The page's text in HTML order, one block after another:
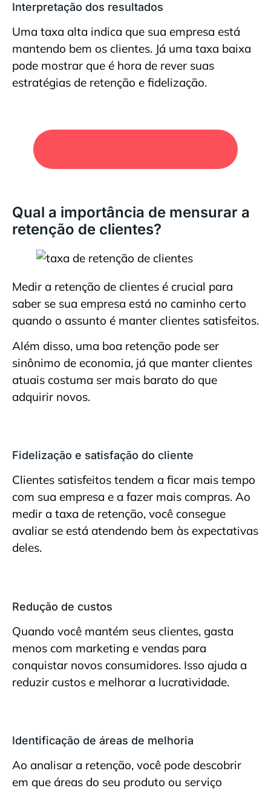
Interpretação dos resultados
Uma taxa alta indica que sua empresa está
mantendo bem os clientes. Já uma taxa baixa
pode mostrar que é hora de rever suas
estratégias de retenção e fidelização.
Qual a importância de mensurar a
retenção de clientes?
Medir a retenção de clientes é crucial para
saber se sua empresa está no caminho certo
quando o assunto é manter clientes satisfeitos.
Além disso, uma boa retenção pode ser
sinônimo de economia, já que manter clientes
atuais costuma ser mais barato do que
adquirir novos.
Fidelização e satisfação do cliente
Clientes satisfeitos tendem a ficar mais tempo
com sua empresa e a fazer mais compras. Ao
medir a taxa de retenção, você consegue
avaliar se está atendendo bem às expectativas
deles.
Redução de custos
Quando você mantém seus clientes, gasta
menos com marketing e vendas para
conquistar novos consumidores. Isso ajuda a
reduzir custos e melhorar a lucratividade.
Identificação de áreas de melhoria
Ao analisar a retenção, você pode descobrir
em que áreas do seu produto ou serviço